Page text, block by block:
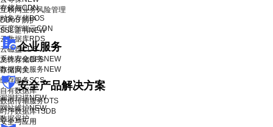
互联网业务风险管理
DDoS 防护
SSL证书NEW
企业服务
系统安全服务NEW
数据安全服务 NEW
安全产品解决方案
漏洞扫描NEW
网站维护NEW
数据保护
存储与CDN
对象存储BOS
百度智能云CDN
云数据库RDS
云磁盘CDS
文件存储CFS
存储网关
缓存服务SCS
自有数据库
数据传输服务DTS
时序数据库TSDB
安全与应用